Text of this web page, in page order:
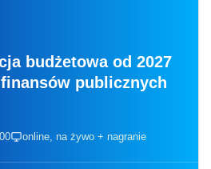
budżetowa od 2027
publicznych
online, na żywo + nagranie